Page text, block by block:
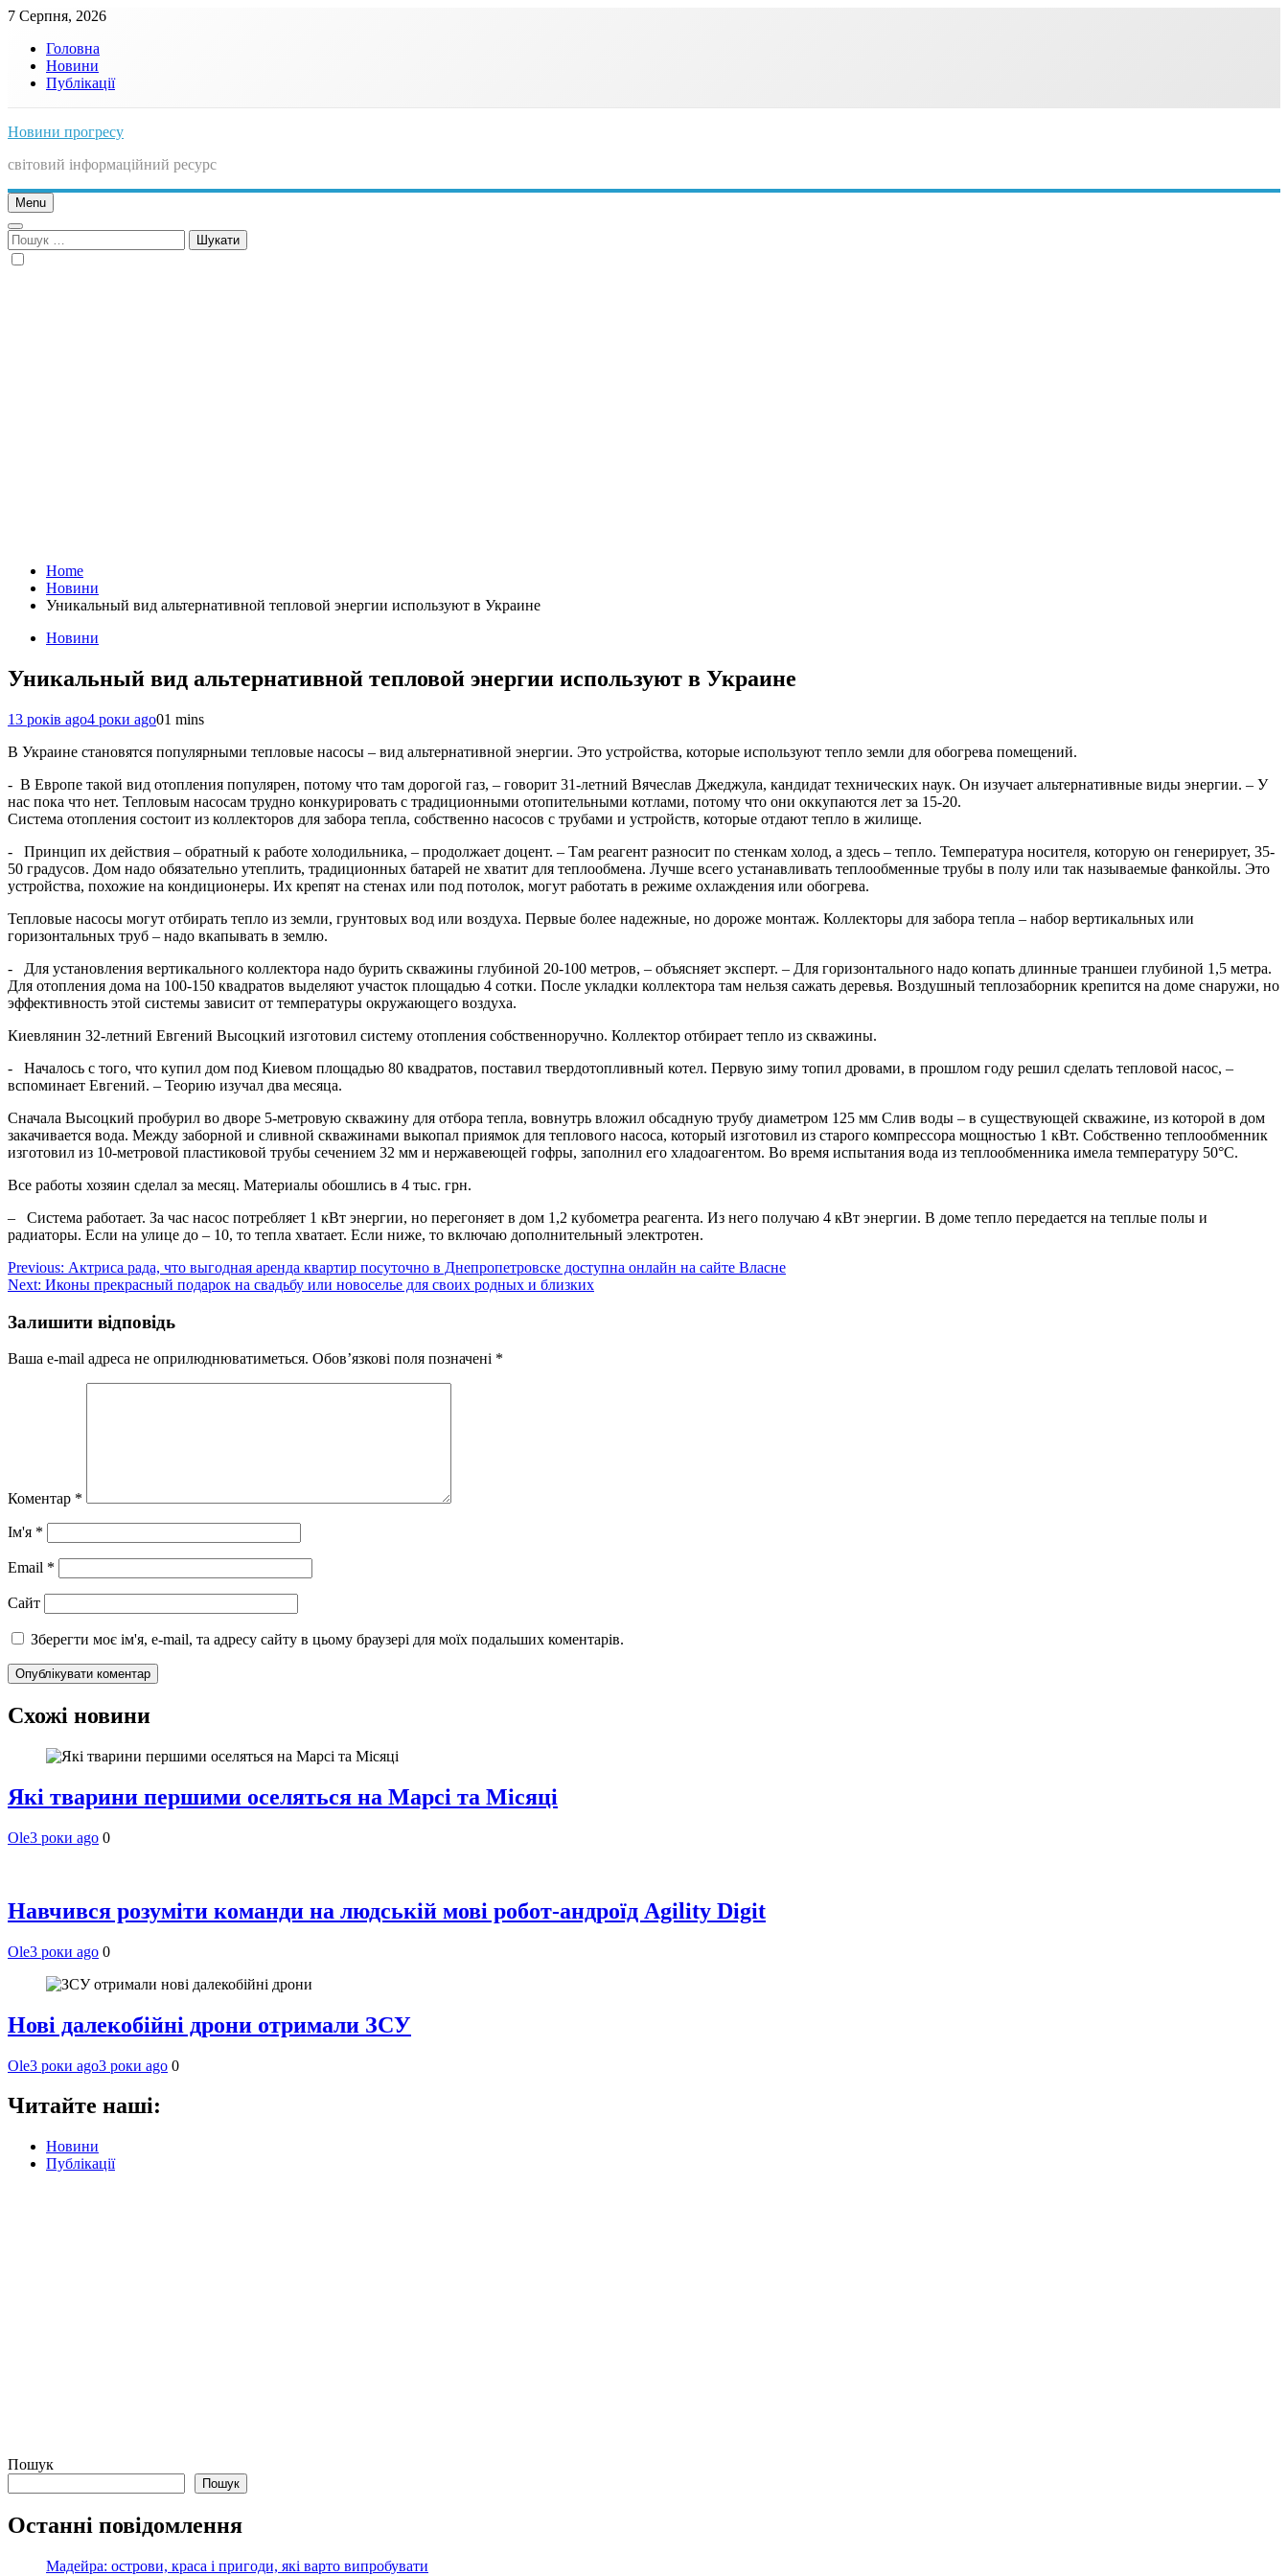
Skip
content
7 Серпня, 2026
Головна
Новини
Публікації
Новини прогресу
світовий інформаційний ресурс
Menu
Пошук:
Home
Новини
Уникальный вид альтернативной тепловой энергии используют в Украине
Новини
Уникальный вид альтернативной тепловой энергии используют в Украине
13 років ago4 роки ago01 mins
В Украине становятся популярными тепловые насосы – вид альтернативной энергии. Это устройства, которые используют тепло земли для обогрева помещений.
- В Европе такой вид отопления популярен, потому что там дорогой газ, – говорит 31-летний Вячеслав Джеджула, кандидат технических наук. Он изучает альтернативные виды энергии. – У
нас пока что нет. Тепловым насосам трудно конкурировать с традиционными отопительными котлами, потому что они оккупаются лет за 15-20.
Система отопления состоит из коллекторов для забора тепла, собственно насосов с трубами и устройств, которые отдают тепло в жилище.
- Принцип их действия – обратный к работе холодильника, – продолжает доцент. – Там реагент разносит по стенкам холод, а здесь – тепло. Температура носителя, которую он генерирует, 35-
50 градусов. Дом надо обязательно утеплить, традиционных батарей не хватит для теплообмена. Лучше всего устанавливать теплообменные трубы в полу или так называемые фанкойлы. Это
устройства, похожие на кондиционеры. Их крепят на стенах или под потолок, могут работать в режиме охлаждения или обогрева.
Тепловые насосы могут отбирать тепло из земли, грунтовых вод или воздуха. Первые более надежные, но дороже монтаж. Коллекторы для забора тепла – набор вертикальных или
горизонтальных труб – надо вкапывать в землю.
- Для установления вертикального коллектора надо бурить скважины глубиной 20-100 метров, – объясняет эксперт. – Для горизонтального надо копать длинные траншеи глубиной 1,5 метра.
Для отопления дома на 100-150 квадратов выделяют участок площадью 4 сотки. После укладки коллектора там нельзя сажать деревья. Воздушный теплозаборник крепится на доме снаружи, но
эффективность этой системы зависит от температуры окружающего воздуха.
Киевлянин 32-летний Евгений Высоцкий изготовил систему отопления собственноручно. Коллектор отбирает тепло из скважины.
- Началось с того, что купил дом под Киевом площадью 80 квадратов, поставил твердотопливный котел. Первую зиму топил дровами, в прошлом году решил сделать тепловой насос, –
вспоминает Евгений. – Теорию изучал два месяца.
Сначала Высоцкий пробурил во дворе 5-метровую скважину для отбора тепла, вовнутрь вложил обсадную трубу диаметром 125 мм Слив воды – в существующей скважине, из которой в дом
закачивается вода. Между заборной и сливной скважинами выкопал приямок для теплового насоса, который изготовил из старого компрессора мощностью 1 кВт. Собственно теплообменник
изготовил из 10-метровой пластиковой трубы сечением 32 мм и нержавеющей гофры, заполнил его хладоагентом. Во время испытания вода из теплообменника имела температуру 50°С.
Все работы хозяин сделал за месяц. Материалы обошлись в 4 тыс. грн.
– Система работает. За час насос потребляет 1 кВт энергии, но перегоняет в дом 1,2 кубометра реагента. Из него получаю 4 кВт энергии. В доме тепло передается на теплые полы и
радиаторы. Если на улице до – 10, то тепла хватает. Если ниже, то включаю дополнительный электротен.
Навігація
записів
Previous: Актриса рада, что выгодная аренда квартир посуточно в Днепропетровске доступна онлайн на сайте Власне
Next: Иконы прекрасный подарок на свадьбу или новоселье для своих родных и близких
Залишити відповідь
Ваша e-mail адреса не оприлюднюватиметься. Обов’язкові поля позначені *
Коментар *
Ім'я *
Email *
Сайт
Зберегти моє ім'я, e-mail, та адресу сайту в цьому браузері для моїх подальших коментарів.
Схожі новини
Які тварини першими оселяться на Марсі та Місяці
Ole3 роки ago 0
Навчився розуміти команди на людській мові робот-андроїд Agility Digit
Ole3 роки ago 0
Нові далекобійні дрони отримали ЗСУ
Ole3 роки ago3 роки ago 0
Читайте наші:
Новини
Публікації
Пошук
Пошук
Останні повідомлення
Мадейра: острови, краса і пригоди, які варто випробувати